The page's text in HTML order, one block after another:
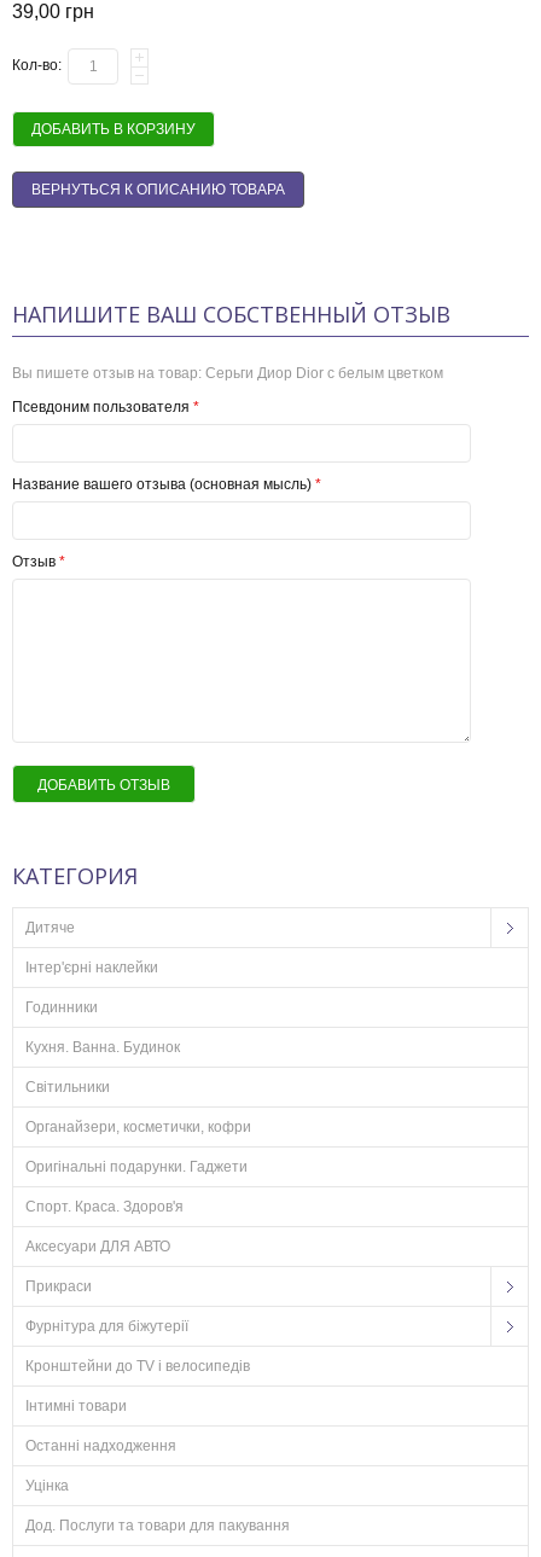
39,00 грн
Кол-во:
ДОБАВИТЬ В КОРЗИНУ
ВЕРНУТЬСЯ К ОПИСАНИЮ ТОВАРА
НАПИШИТЕ ВАШ СОБСТВЕННЫЙ ОТЗЫВ
Вы пишете отзыв на товар: Серьги Диор Dior с белым цветком
*
Псевдоним пользователя
*
Название вашего отзыва (основная мысль)
*
Отзыв
ДОБАВИТЬ ОТЗЫВ
КАТЕГОРИЯ
Дитяче
Інтер'єрні наклейки
Годинники
Кухня. Ванна. Будинок
Світильники
Органайзери, косметички, кофри
Оригінальні подарунки. Гаджети
Спорт. Краса. Здоров'я
Аксесуари ДЛЯ АВТО
Прикраси
Фурнітура для біжутерії
Кронштейни до TV і велосипедів
Інтимні товари
Останні надходження
Уцінка
Дод. Послуги та товари для пакування